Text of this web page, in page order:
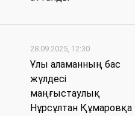
28.09.2025, 12:30
Ұлы аламанның бас
жүлдесі
маңғыстаулық
Нұрсұлтан Құмаровқа